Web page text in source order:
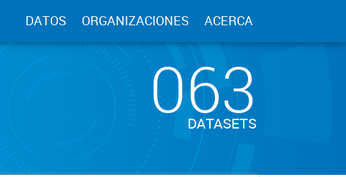
DATOS ORGANIZACIONES ACERCA
063
DATASETS